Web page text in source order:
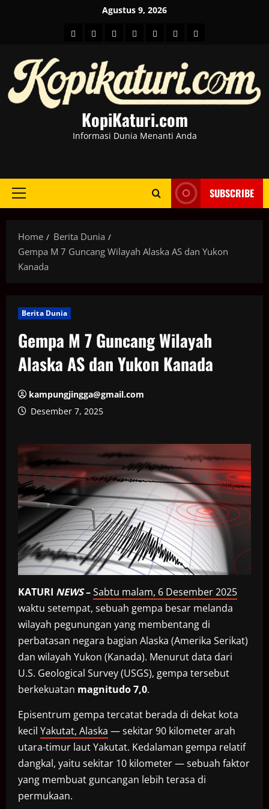
Agustus 9, 2026
HOMEBeritahot
BusinessKesehatan
SportEntertainment
KopiKaturi.com
Informasi Dunia Menanti Anda
Primary
SUBSCRIBE
Home
Berita Dunia
Gempa M 7 Guncang Wilayah Alaska AS dan Yukon
Kanada
Berita Dunia
Gempa M 7 Guncang Wilayah
Alaska AS dan Yukon Kanada
kampungjingga@gmail.com
Desember 7, 2025
KATURI NEWS–Sabtu malam, 6 Desember 2025
waktu setempat, sebuah gempa besar melanda
wilayah pegunungan yang membentang di
perbatasan negara bagian Alaska (Amerika Serikat)
dan wilayah Yukon (Kanada). Menurut data dari
U.S. Geological Survey (USGS), gempa tersebut
berkekuatan magnitudo 7,0.
Episentrum gempa tercatat berada di dekat kota
kecil Yakutat, Alaska — sekitar 90 kilometer arah
utara-timur laut Yakutat. Kedalaman gempa relatif
dangkal, yaitu sekitar 10 kilometer — sebuah faktor
yang membuat guncangan lebih terasa di
permukaan.